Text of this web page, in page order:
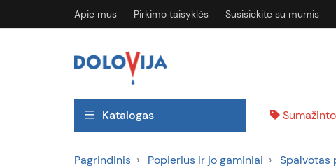
Apie mus Pirkimo taisyklės Susisiekite su mumis
Katalogas
Pagrindinis Popierius ir jo gaminiai Spalvotas